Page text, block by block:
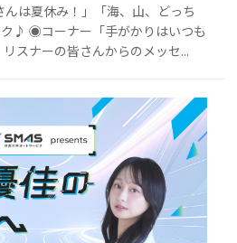
は夏休み！」「海、山、どっち
♪ ◉コーナー「手がかりはいつも
スナーの皆さんからのメッセ...